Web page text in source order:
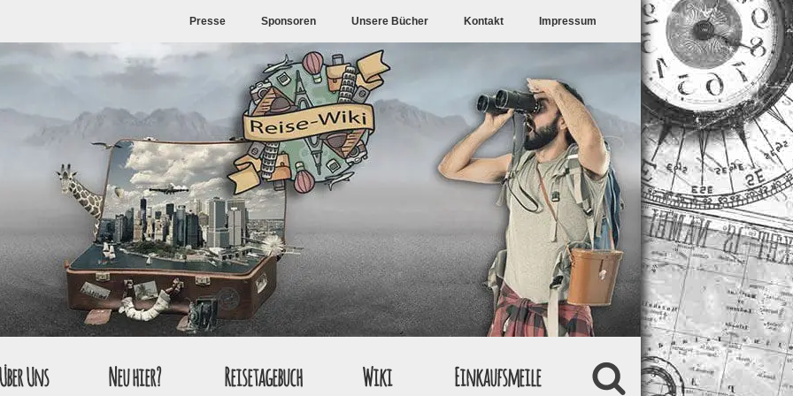
Presse Sponsoren Unsere Bücher Kontakt Impressum
Uns Neu hier? Reisetagebuch Wiki Einkaufsmeile